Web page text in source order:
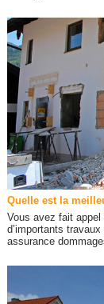
Quelle est la
Vous avez fait
d’importants
assurance